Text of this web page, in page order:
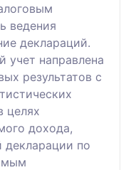
ведения
деклараций.
учет направлена
результатов с
целях
дохода,
декларации по